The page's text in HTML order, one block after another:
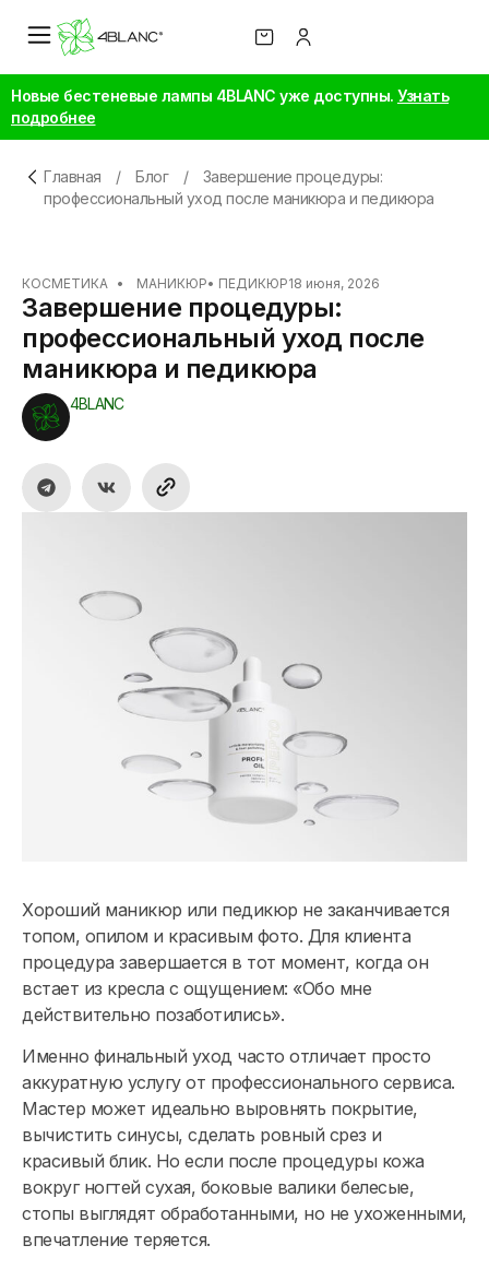
Новые бестеневые лампы 4BLANC уже доступны. Узнать
подробнее
Главная / Блог /
Завершение процедуры:
профессиональный уход после маникюра и педикюра
КОСМЕТИКА • МАНИКЮР• ПЕДИКЮР18 июня, 2026
Завершение процедуры:
профессиональный уход после
маникюра и педикюра
4BLANC
Хороший маникюр или педикюр не заканчивается
топом, опилом и красивым фото. Для клиента
процедура завершается в тот момент, когда он
встает из кресла с ощущением: «Обо мне
действительно позаботились».
Именно финальный уход часто отличает просто
аккуратную услугу от профессионального сервиса.
Мастер может идеально выровнять покрытие,
вычистить синусы, сделать ровный срез и
красивый блик. Но если после процедуры кожа
вокруг ногтей сухая, боковые валики белесые,
стопы выглядят обработанными, но не ухоженными,
впечатление теряется.